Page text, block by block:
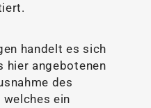
handelt es sich
hier angebotenen
des
welches ein